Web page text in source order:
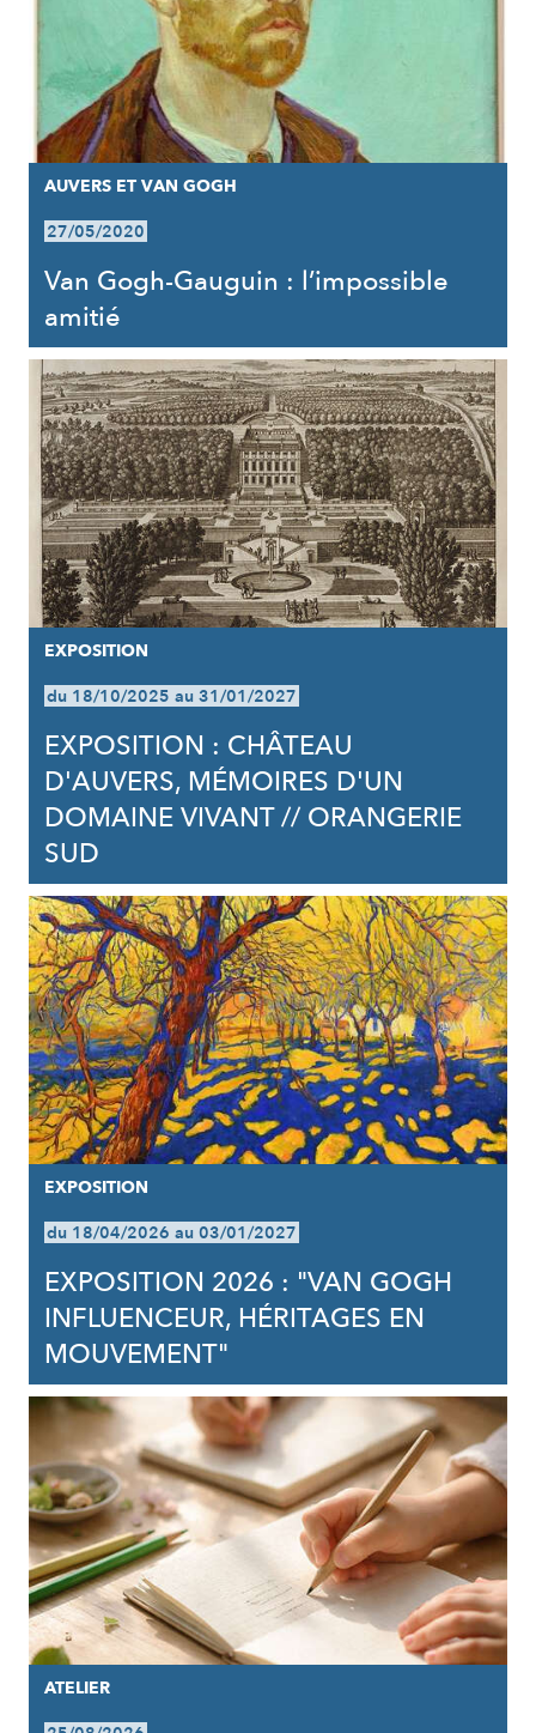
AUVERS ET VAN GOGH
27/05/2020
Van Gogh-Gauguin : l’impossible
amitié
EXPOSITION
du 18/10/2025 au 31/01/2027
EXPOSITION : CHÂTEAU
D'AUVERS, MÉMOIRES D'UN
DOMAINE VIVANT // ORANGERIE
SUD
EXPOSITION
du 18/04/2026 au 03/01/2027
EXPOSITION 2026 : "VAN GOGH
INFLUENCEUR, HÉRITAGES EN
MOUVEMENT"
ATELIER